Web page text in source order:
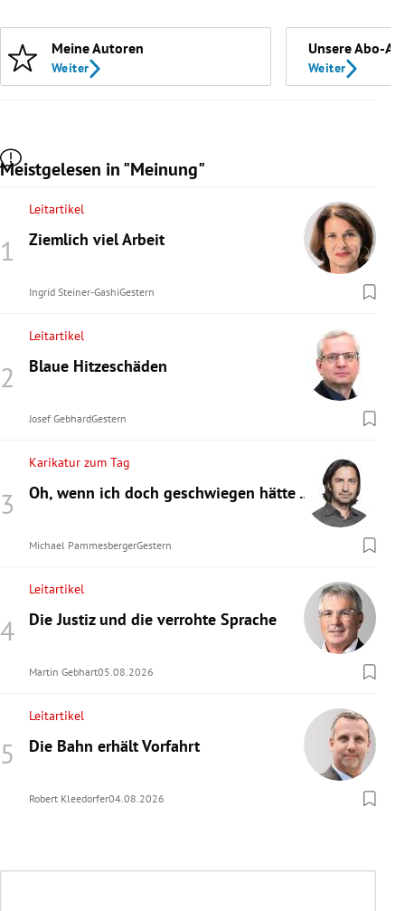
Meine Autoren
Weiter
Unsere Abo-
Weiter
Meistgelesen in "Meinung"
Leitartikel
Ziemlich viel Arbeit
Ingrid Steiner-GashiGestern
Leitartikel
Blaue Hitzeschäden
Josef GebhardGestern
Karikatur zum Tag
Oh, wenn ich doch geschwiegen hätte ...
Michael PammesbergerGestern
Leitartikel
Die Justiz und die verrohte Sprache
Martin Gebhart05.08.2026
Leitartikel
Die Bahn erhält Vorfahrt
Robert Kleedorfer04.08.2026